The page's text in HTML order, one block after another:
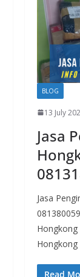
BLOG
13 July
Jasa
Jasa
Hongkong
Hongkong
Read